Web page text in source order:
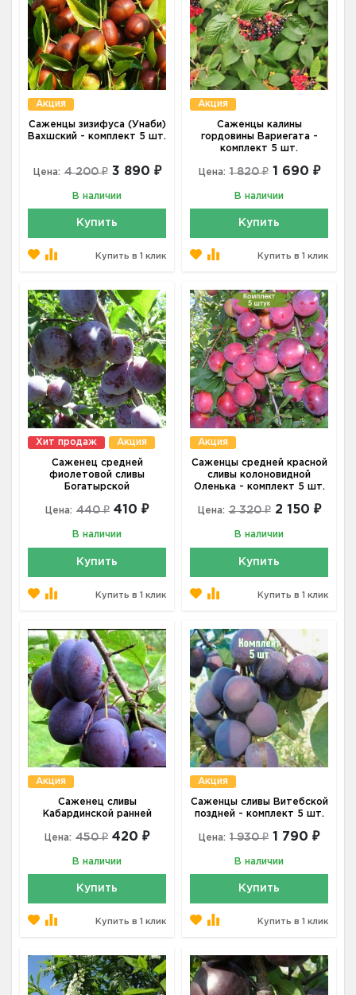
Акция
Саженцы зизифуса (Унаби)
Вахшский - комплект 5 шт.
Цена: 4 200 ₽ 3 890 ₽
В наличии
Купить
Купить в 1 клик
Акция
Саженцы калины
гордовины Вариегата -
комплект 5 шт.
Цена: 1 820 ₽ 1 690 ₽
В наличии
Купить
Купить в 1 клик
Хит продаж Акция
Саженец средней
фиолетовой сливы
Богатырской
Цена: 440 ₽ 410 ₽
В наличии
Купить
Купить в 1 клик
Акция
Саженцы средней красной
сливы колоновидной
Оленька - комплект 5 шт.
Цена: 2 320 ₽ 2 150 ₽
В наличии
Купить
Купить в 1 клик
Акция
Саженец сливы
Кабардинской ранней
Цена: 450 ₽ 420 ₽
В наличии
Купить
Купить в 1 клик
Акция
Саженцы сливы Витебской
поздней - комплект 5 шт.
Цена: 1 930 ₽ 1 790 ₽
В наличии
Купить
Купить в 1 клик